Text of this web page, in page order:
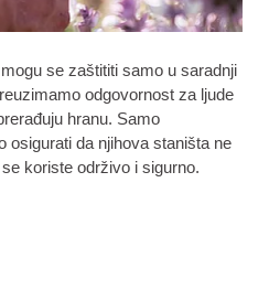
se zaštititi samo u saradnji
odgovornost za ljude
hranu. Samo
osigurati da njihova staništa ne
koriste održivo i sigurno.